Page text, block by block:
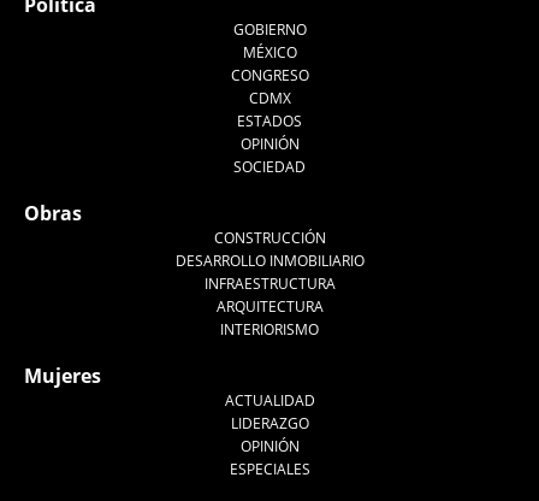
GOBIERNO
MÉXICO
CONGRESO
CDMX
ESTADOS
OPINIÓN
SOCIEDAD
Obras
CONSTRUCCIÓN
DESARROLLO INMOBILIARIO
INFRAESTRUCTURA
ARQUITECTURA
INTERIORISMO
Mujeres
ACTUALIDAD
LIDERAZGO
OPINIÓN
ESPECIALES